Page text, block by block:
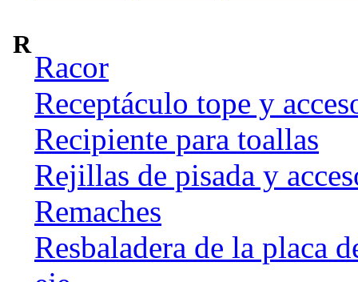
R
Racor
Receptáculo tope y
Recipiente para toallas
Rejillas de pisada y
Remaches
Resbaladera de la placa